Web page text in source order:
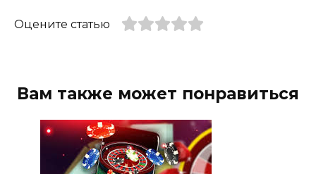
Оцените статью
Вам также может понравиться